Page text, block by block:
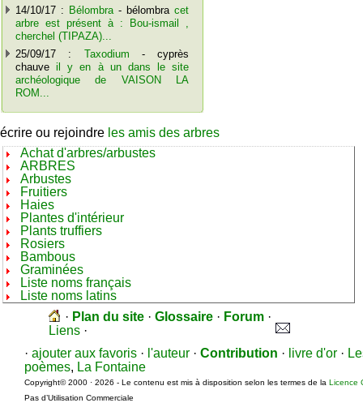
14/10/17 : Bélombra- bélombracet
arbre est présent à : Bou-ismail ,
cherchel (TIPAZA)...
25/09/17 : Taxodium - cyprès
chauve il y en à un dans le site
archéologique de VAISON LA
ROM...
écrire ou rejoindre les amis des arbres
Achat d'arbres/arbustes
ARBRES
Arbustes
Fruitiers
Haies
Plantes d'intérieur
Plants truffiers
Rosiers
Bambous
Graminées
Liste noms français
Liste noms latins
· Plan du site · Glossaire · Forum ·
Liens ·
· ajouter aux favoris · l'auteur · Contribution · livre d'or ·
poèmes, La Fontaine
Copyright© 2000 · 2026 - Le contenu est mis à disposition selon les termes de la Licence
Pas d’Utilisation Commerciale